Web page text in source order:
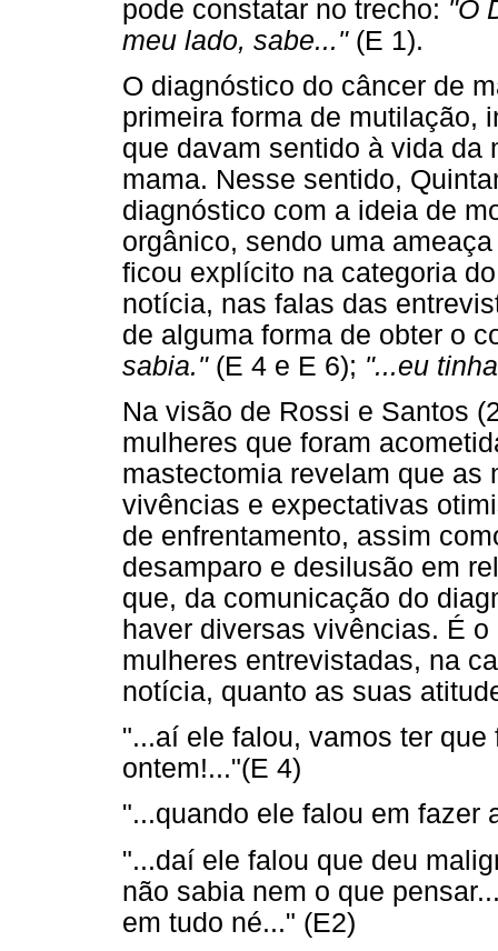
pode constatar no trecho: "O
meu lado, sabe..." (E 1).
O diagnóstico do câncer de
primeira forma de mutilação,
que davam sentido à vida da
mama. Nesse sentido,
diagnóstico com a ideia de
orgânico, sendo uma
ficou explícito na categoria
notícia, nas falas das
de alguma forma de obter o
sabia."(E 4 e E 6); "...eu
Na visão de Rossi e Santos
mulheres que foram
mastectomia revelam que as
vivências e expectativas
de enfrentamento, assim
desamparo e desilusão em
que, da comunicação do
haver diversas vivências. É
mulheres entrevistadas, na
notícia, quanto as suas
"...aí ele falou, vamos ter
ontem!..."(E 4)
"...quando ele falou em fazer
"...daí ele falou que deu
não sabia nem o que
em tudo né..." (E2)